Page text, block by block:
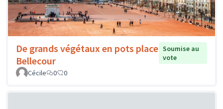
De grands végétaux en pots place
Bellecour
Soumise au
vote
Cécile
0 0